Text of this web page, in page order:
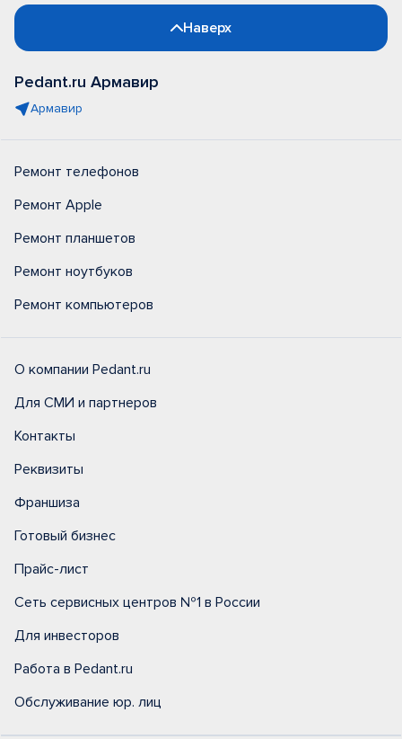
Наверх
Pedant.ru Армавир
Армавир
Ремонт телефонов
Ремонт Apple
Ремонт планшетов
Ремонт ноутбуков
Ремонт компьютеров
О компании Pedant.ru
Для СМИ и партнеров
Контакты
Реквизиты
Франшиза
Готовый бизнес
Прайс-лист
Сеть сервисных центров №1 в России
Для инвесторов
Работа в Pedant.ru
Обслуживание юр. лиц